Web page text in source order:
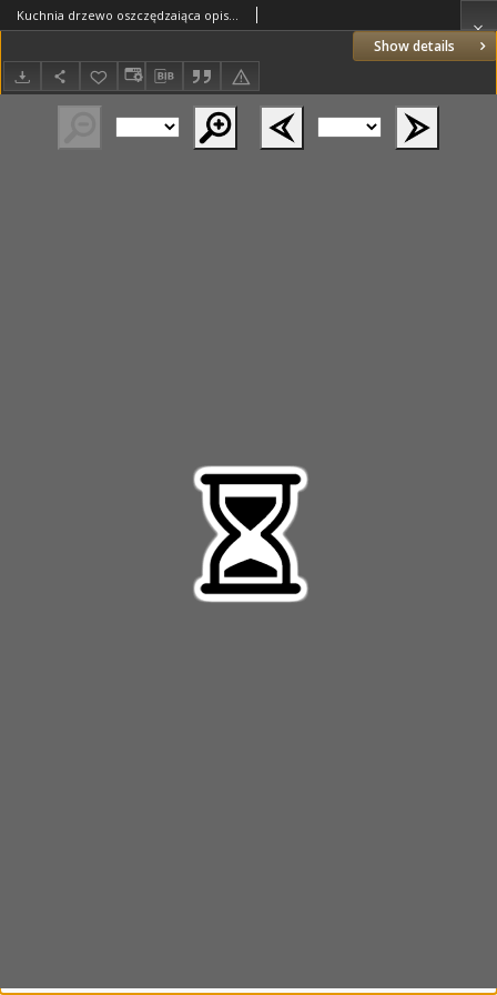
Show details
Kuchnia drzewo oszczędzaiąca opisana z figurami illuminowanemi No 1.